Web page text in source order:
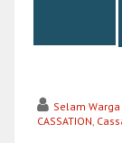
Selam Warga
CASSATION,